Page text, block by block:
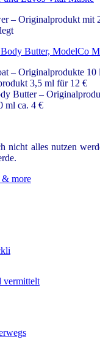
– Originalprodukt mit
– Originalprodukte
3,5 ml für 12 €
Butter –
ml ca. 4 €
alles nutzen
vermittelt